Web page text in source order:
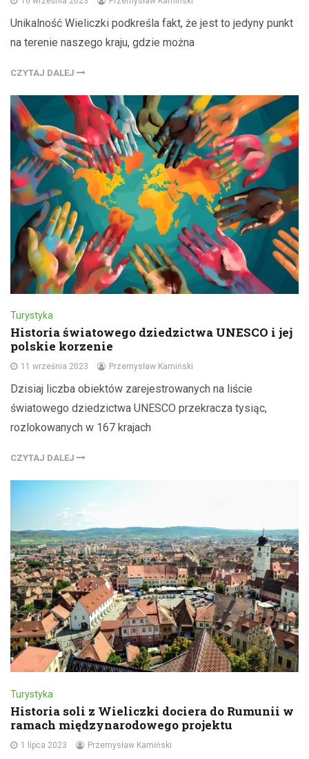
Unikalność Wieliczki podkreśla fakt, że jest to jedyny punkt
na terenie naszego kraju, gdzie można
CZYTAJ DALEJ
Turystyka
Historia światowego dziedzictwa UNESCO i jej
polskie korzenie
11 września 2023 Przemysław Kamiński
Dzisiaj liczba obiektów zarejestrowanych na liście
światowego dziedzictwa UNESCO przekracza tysiąc,
rozlokowanych w 167 krajach
CZYTAJ DALEJ
Turystyka
Historia soli z Wieliczki dociera do Rumunii w
ramach międzynarodowego projektu
1 lipca 2023 Przemysław Kamiński